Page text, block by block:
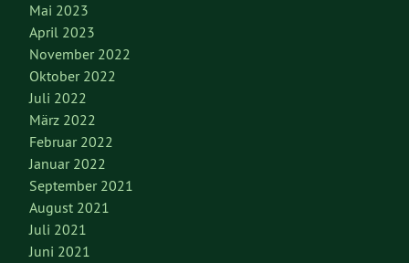
Mai 2023
April 2023
November 2022
Oktober 2022
Juli 2022
März 2022
Februar 2022
Januar 2022
September 2021
August 2021
Juli 2021
Juni 2021